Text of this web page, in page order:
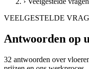
VEELGESTELDE
Antwoorden op
32 antwoorden over